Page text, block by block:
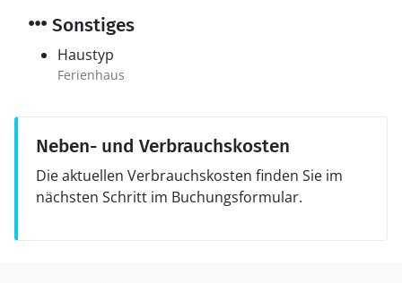
Sonstiges
Haustyp
Ferienhaus
Neben- und Verbrauchskosten
Die aktuellen Verbrauchskosten finden Sie im
nächsten Schritt im Buchungsformular.